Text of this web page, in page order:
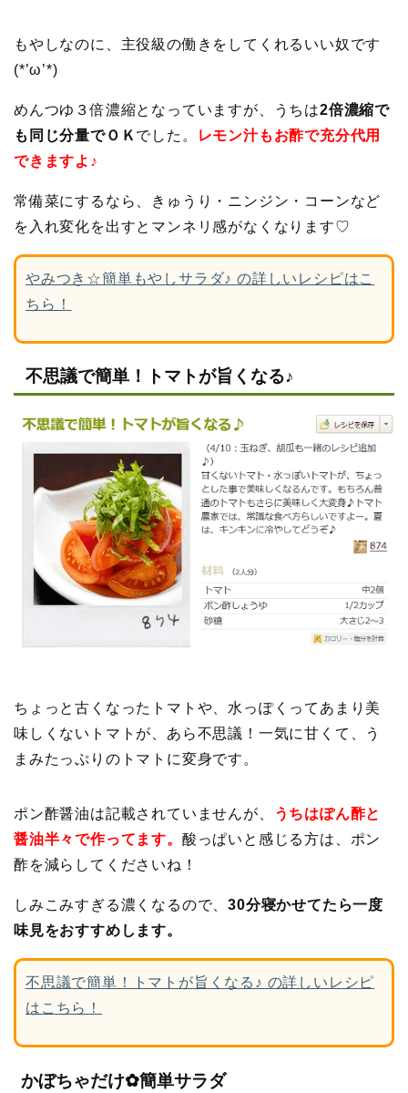
もやしなのに、主役級の働きをしてくれるいい奴です
(*’ω’*)
めんつゆ３倍濃縮となっていますが、うちは2倍濃縮で
も同じ分量でＯＫ でした。
レモン汁もお酢で充分代用
できますよ♪
常備菜にするなら、きゅうり・ニンジン・コーンなど
を入れ変化を出すとマンネリ感がなくなります♡
やみつき☆簡単もやしサラダ♪ の詳しいレシピはこ
ちら！
不思議で簡単！トマトが旨くなる♪
ちょっと古くなったトマトや、水っぽくってあまり美
味しくないトマトが、あら不思議！一気に甘くて、う
まみたっぷりのトマトに変身です。
ポン酢醤油は記載されていませんが、
うちはぽん酢と
醤油半々で作ってます。 酸っぱいと感じる方は、ポン
酢を減らしてくださいね！
しみこみすぎる濃くなるので、30分寝かせてたら一度
味見をおすすめします。
不思議で簡単！トマトが旨くなる♪ の詳しいレシピ
はこちら！
かぼちゃだけ✿簡単サラダ